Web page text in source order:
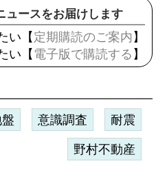
ュースをお届けします
い【 定期購読のご案内 】
い【 電子版で購読する 】
意識調査 耐震
野村不動産